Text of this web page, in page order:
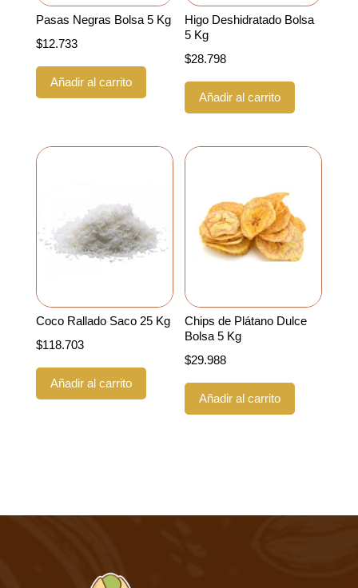
Pasas Negras Bolsa 5 Kg
$12.733
Añadir al carrito
Higo Deshidratado Bolsa
5 Kg
$28.798
Añadir al carrito
Coco Rallado Saco 25 Kg
$118.703
Añadir al carrito
Chips de Plátano Dulce
Bolsa 5 Kg
$29.988
Añadir al carrito